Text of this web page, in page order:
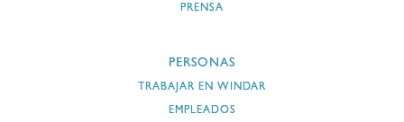
PRENSA
PERSONAS
TRABAJAR EN WINDAR
EMPLEADOS